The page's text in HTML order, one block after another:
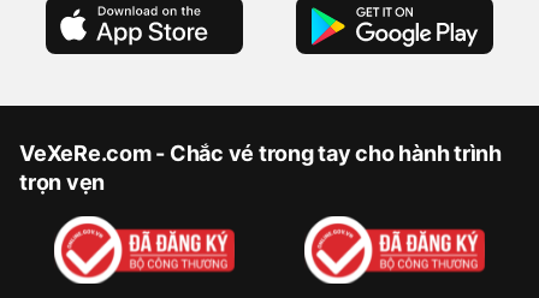
VeXeRe.com - Chắc vé trong tay cho hành trình
trọn vẹn